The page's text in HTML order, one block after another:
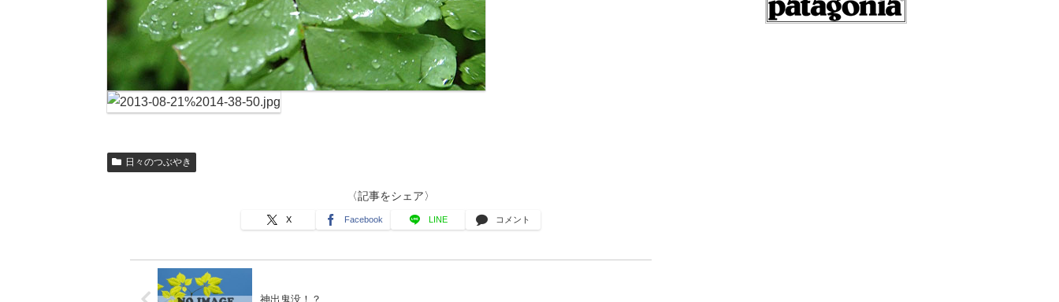
日々のつぶやき
〈記事をシェア〉
X Facebook LINE コメント
神出鬼没！？